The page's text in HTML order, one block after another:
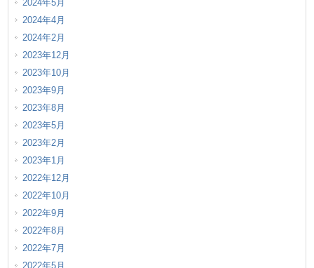
2024年5月
2024年4月
2024年2月
2023年12月
2023年10月
2023年9月
2023年8月
2023年5月
2023年2月
2023年1月
2022年12月
2022年10月
2022年9月
2022年8月
2022年7月
2022年5月